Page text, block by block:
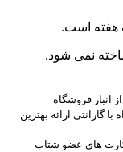
هفته است.
نمی شود.
انبار فروشگاه
با گارانتی ارائه بهترین
های عضو شتاب